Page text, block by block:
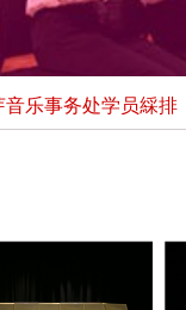
音乐事务处学员綵排